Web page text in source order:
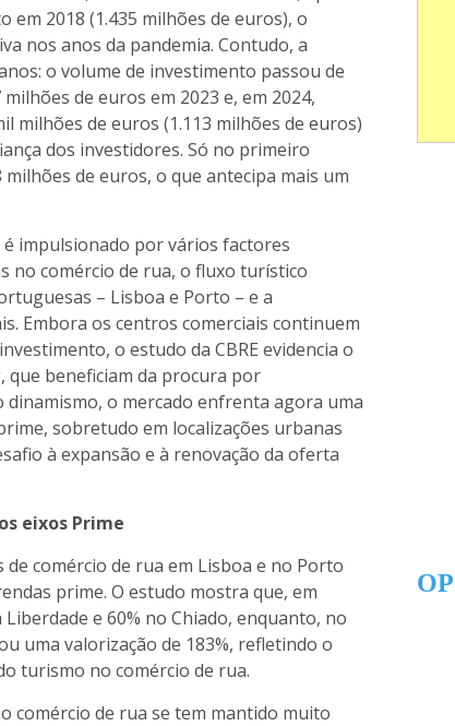
2018 (1.435 milhões de euros), o
nos anos da pandemia. Contudo, a
o volume de investimento passou de
de euros em 2023 e, em 2024,
milhões de euros (1.113 milhões de euros)
dos investidores. Só no primeiro
de euros, o que antecipa mais um
impulsionado por vários factores
no comércio de rua, o fluxo turístico
– Lisboa e Porto – e a
Embora os centros comerciais continuem
o estudo da CBRE evidencia o
, que beneficiam da procura por
dinamismo, o mercado enfrenta agora uma
sobretudo em localizações urbanas
à expansão e à renovação da oferta
eixos Prime
comércio de rua em Lisboa e no Porto
prime. O estudo mostra que, em
e 60% no Chiado, enquanto, no
uma valorização de 183%, refletindo o
turismo no comércio de rua.
comércio de rua se tem mantido muito